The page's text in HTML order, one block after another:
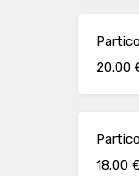
20.00
18.00